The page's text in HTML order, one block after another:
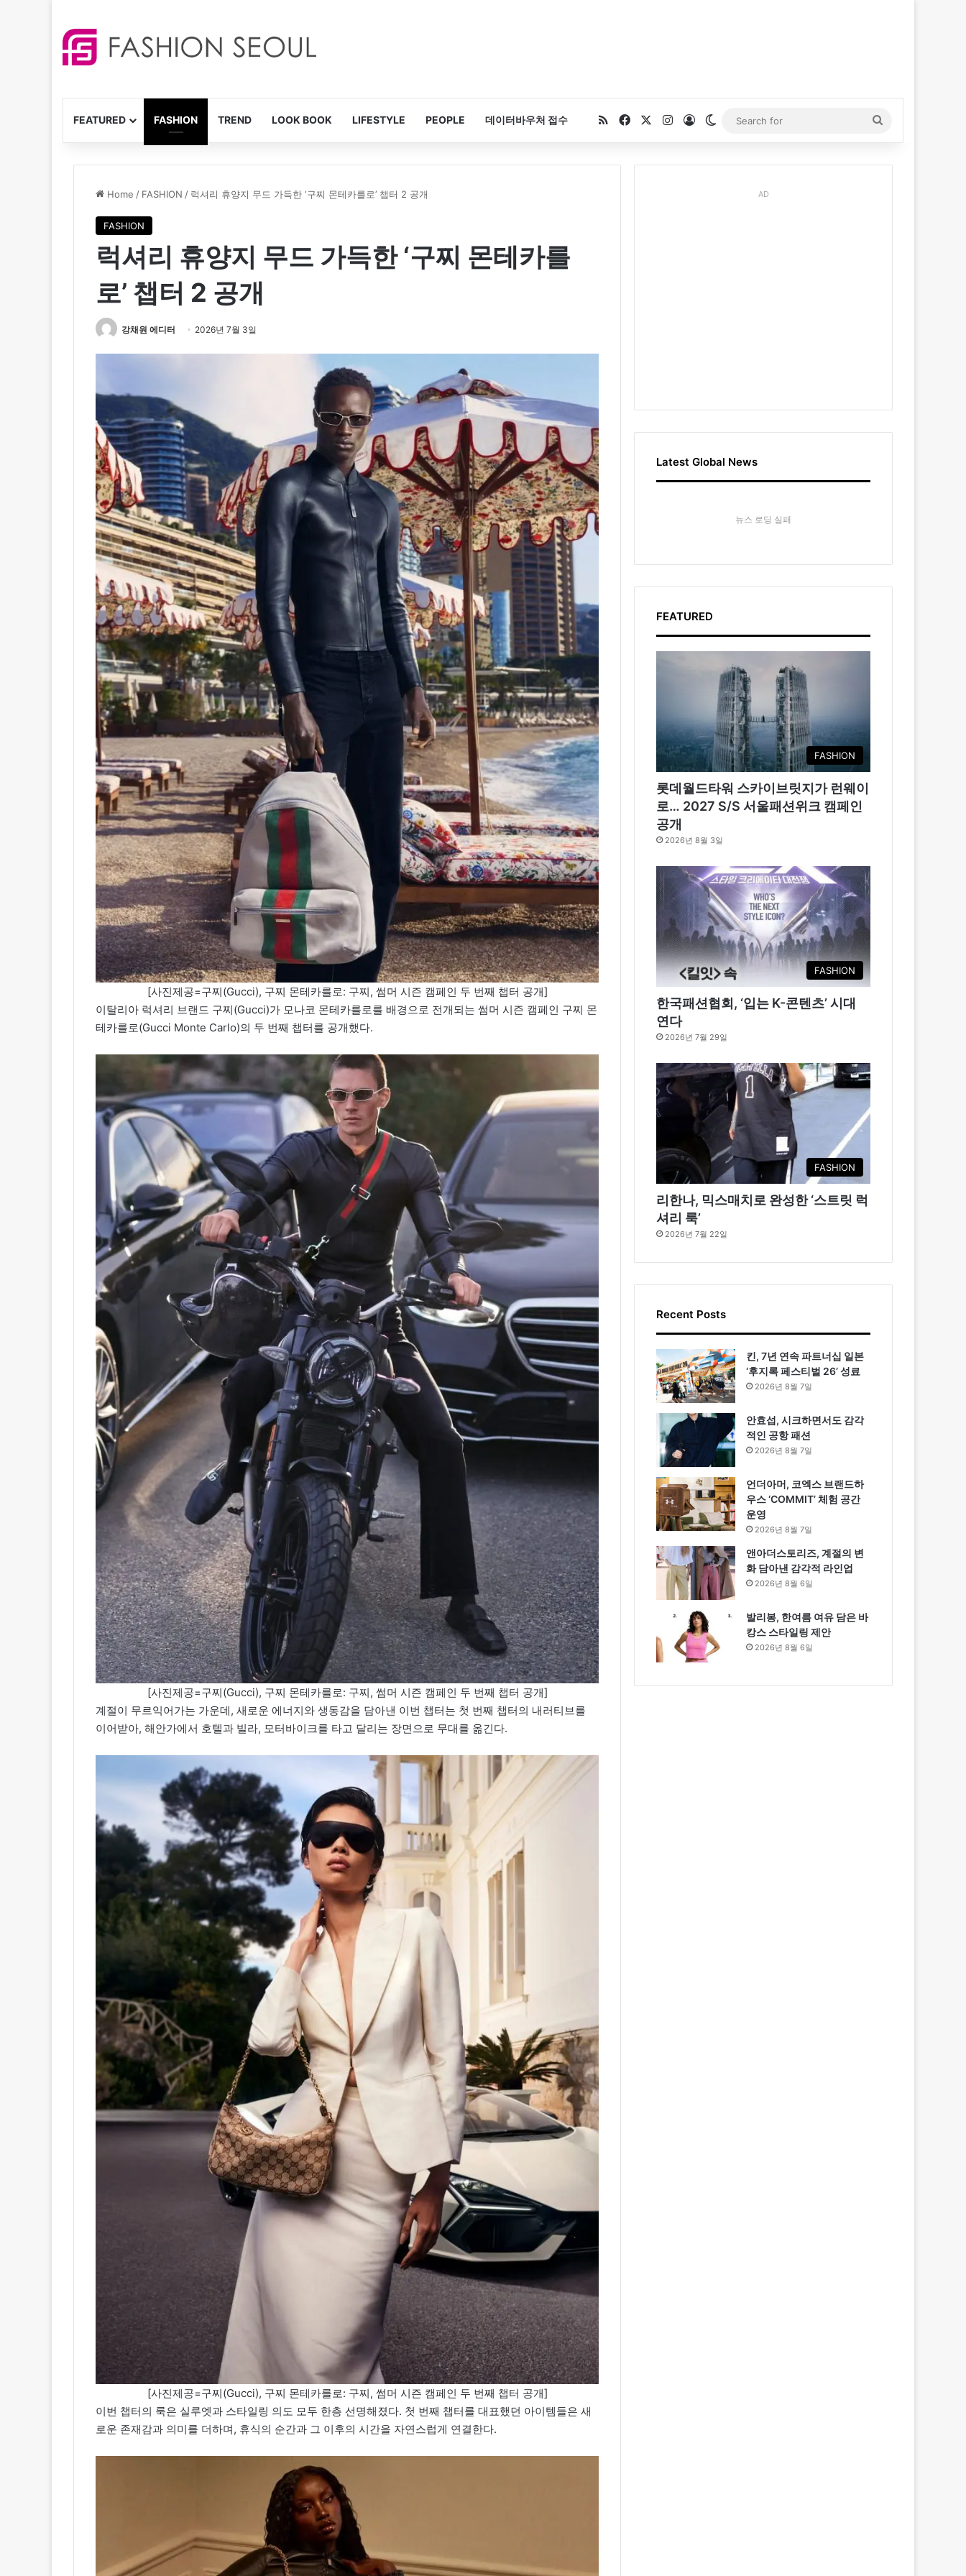
FEATURED FASHION TREND LOOK BOOK LIFESTYLE PEOPLE 데이터바우처 접수 RSSFacebookInstagram
Log InSwitch skin
for
Home / FASHION / 럭셔리 휴양지 무드 가득한 ‘구찌 몬테카를로’ 챕터 2 공개
FASHION
럭셔리 휴양지 무드 가득한 ‘구찌 몬테카를
로’ 챕터 2 공개
강채원 에디터 2026년 7월 3일
[사진제공=구찌(Gucci), 구찌 몬테카를로: 구찌, 썸머 시즌 캠페인 두 번째 챕터 공개]
이탈리아 럭셔리 브랜드 구찌(Gucci)가 모나코 몬테카를로를 배경으로 전개되는 썸머 시즌 캠페인 구찌 몬
테카를로(Gucci Monte Carlo)의 두 번째 챕터를 공개했다.
[사진제공=구찌(Gucci), 구찌 몬테카를로: 구찌, 썸머 시즌 캠페인 두 번째 챕터 공개]
계절이 무르익어가는 가운데, 새로운 에너지와 생동감을 담아낸 이번 챕터는 첫 번째 챕터의 내러티브를
이어받아, 해안가에서 호텔과 빌라, 모터바이크를 타고 달리는 장면으로 무대를 옮긴다.
[사진제공=구찌(Gucci), 구찌 몬테카를로: 구찌, 썸머 시즌 캠페인 두 번째 챕터 공개]
이번 챕터의 룩은 실루엣과 스타일링 의도 모두 한층 선명해졌다. 첫 번째 챕터를 대표했던 아이템들은 새
로운 존재감과 의미를 더하며, 휴식의 순간과 그 이후의 시간을 자연스럽게 연결한다.
AD
Latest Global News
뉴스 로딩 실패
FEATURED
FASHION
롯데월드타워 스카이브릿지가 런웨이
로… 2027 S/S 서울패션위크 캠페인
공개
2026년 8월 3일
FASHION
한국패션협회, ‘입는 K-콘텐츠’ 시대
연다
2026년 7월 29일
FASHION
리한나, 믹스매치로 완성한 ‘스트릿 럭
셔리 룩’
2026년 7월 22일
Recent Posts
킨, 7년 연속 파트너십 일본
‘후지록 페스티벌 26’ 성료
2026년 8월 7일
안효섭, 시크하면서도 감각
적인 공항 패션
2026년 8월 7일
언더아머, 코엑스 브랜드하
우스 ‘COMMIT’ 체험 공간
운영
2026년 8월 7일
앤아더스토리즈, 계절의 변
화 담아낸 감각적 라인업
2026년 8월 6일
발리봉, 한여름 여유 담은 바
캉스 스타일링 제안
2026년 8월 6일